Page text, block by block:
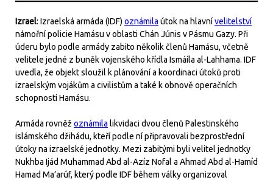
Izrael: Izraelská armáda (IDF) oznámila útok na hlavnívelitelství
námořní policie Hamásu v oblasti Chán Júnis v Pásmu Gazy. Při
úderu bylo podle armády zabito několik členů Hamásu, včetně
velitele jedné z buněk vojenského křídla Ismáíla al-Lahhama. IDF
uvedla, že objekt sloužil k plánování a koordinaci útoků proti
izraelským vojákům a civilistům a také k obnově operačních
schopností Hamásu.
Armáda rovněž oznámila likvidaci dvou členů Palestinského
islámského džihádu, kteří podle ní připravovali bezprostřední
útoky na izraelské jednotky. Mezi zabitými byli velitel jednotky
Nukhba Ijád Muhammad Abd al-Azíz Nofal a Ahmad Abd al-Hamíd
Hamad Ma’arúf, který podle IDF během války organizoval